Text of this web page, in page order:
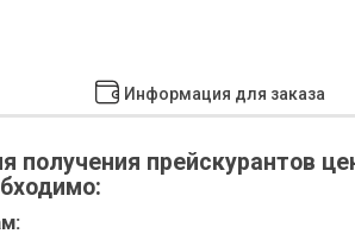
Информация для заказа
прейскурантов